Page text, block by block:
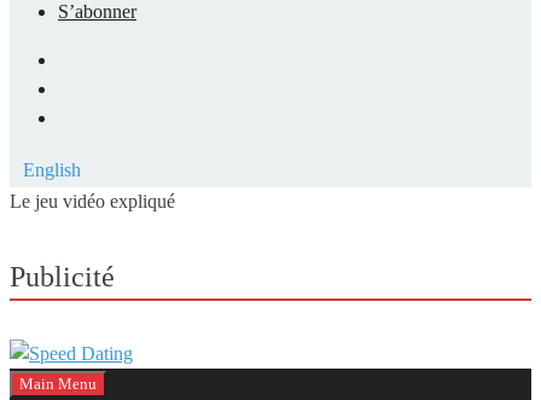
S’abonner
English
Le jeu vidéo expliqué
Publicité
Main Menu